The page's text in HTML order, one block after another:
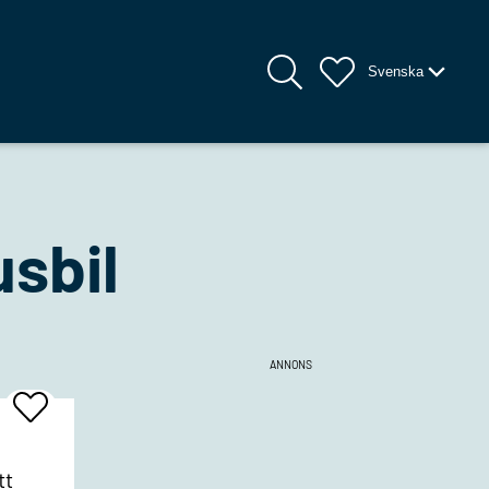
Svenska
Add
To
ANNONS